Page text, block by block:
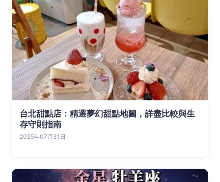
台北甜點店：精選夢幻甜點地圖，詳盡比較與生
存守則指南
2025年07月31日